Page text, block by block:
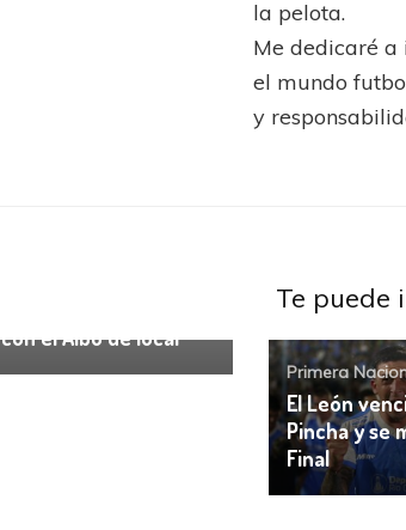
la pelota.
Me dedicaré a
el mundo
y
Te puede
con el Albo de local
Primera
El León
Pincha y se
Final